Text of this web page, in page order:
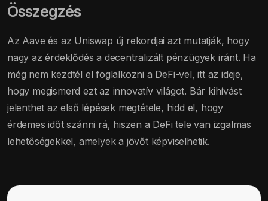
Összegzés
Az Aave és az Uniswap új rekordjai azt mutatják, hogy
nagy az érdeklődés a decentralizált pénzügyek iránt. Ha
még nem kezdtél el foglalkozni a DeFi-vel, itt az ideje,
hogy megismerd ezt az innovatív világot. Bár kihívást
jelenthet az első lépések megtétele, hidd el, hogy
érdemes időt szánni rá, hiszen a DeFi tele van izgalmas
lehetőségekkel, amelyek a jövőt képviselhetik.